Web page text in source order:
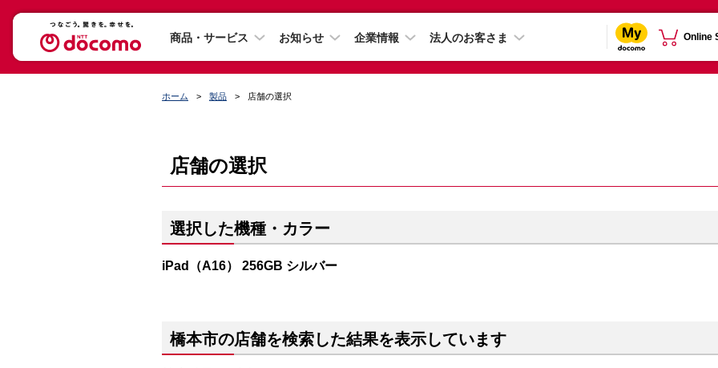
商品・サービス お知らせ 企業情報 法人のお客さま Online
ホーム 製品 店舗の選択
店舗の選択
選択した機種・カラー
iPad（A16） 256GB シルバー
橋本市の店舗を検索した結果を表示しています